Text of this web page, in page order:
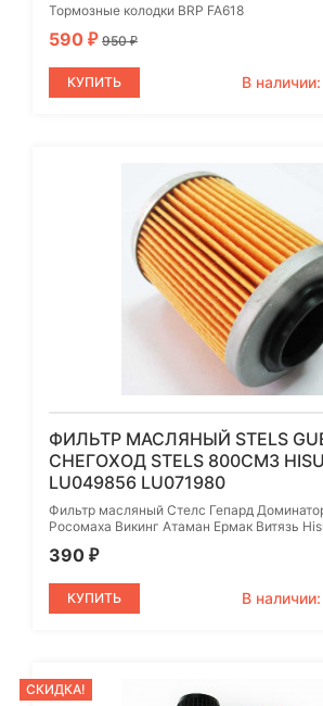
Тормозные колодки BRP FA618
590 ₽ 950₽
КУПИТЬ В
ФИЛЬТР МАСЛЯНЫЙ STELS
СНЕГОХОД STELS 800СМ3
LU049856 LU071980
Фильтр масляный Стелс Гепард
Росомаха Викинг Атаман Ермак Витязь
390 ₽
КУПИТЬ В
СКИДКА!